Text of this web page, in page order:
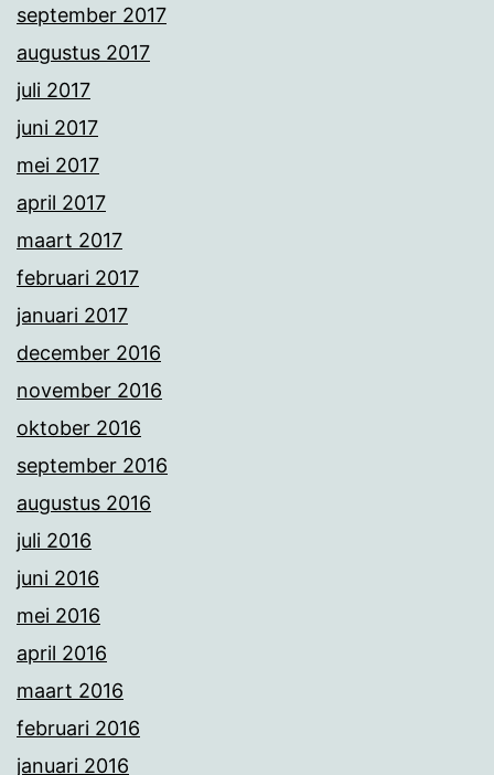
september 2017
augustus 2017
juli 2017
juni 2017
mei 2017
april 2017
maart 2017
februari 2017
januari 2017
december 2016
november 2016
oktober 2016
september 2016
augustus 2016
juli 2016
juni 2016
mei 2016
april 2016
maart 2016
februari 2016
januari 2016